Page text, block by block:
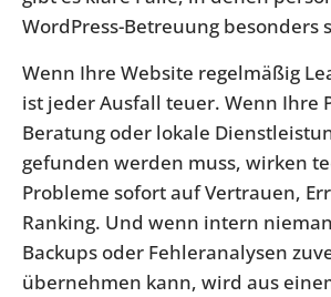
WordPress-Betreuung besonders
Wenn Ihre Website regelmäßig
ist jeder Ausfall teuer. Wenn Ihre
Beratung oder lokale
gefunden werden muss, wirken
Probleme sofort auf Vertrauen,
Ranking. Und wenn intern
Backups oder Fehleranalysen
übernehmen kann, wird aus